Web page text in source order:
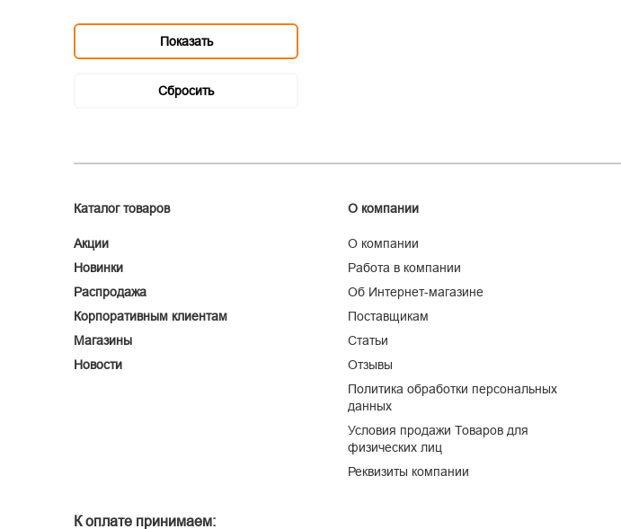
Каталог товаров
Акции
Новинки
Распродажа
Корпоративным клиентам
Магазины
Новости
О компании
О компании
Работа в компании
Об Интернет-магазине
Поставщикам
Статьи
Отзывы
Политика обработки персональных
данных
Условия продажи Товаров для
физических лиц
Реквизиты компании
К оплате принимаем: